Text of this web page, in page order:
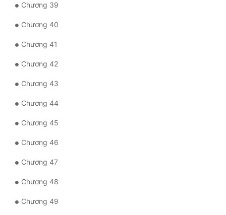
Chương 39
Chương 40
Chương 41
Chương 42
Chương 43
Chương 44
Chương 45
Chương 46
Chương 47
Chương 48
Chương 49